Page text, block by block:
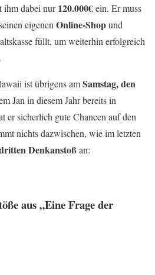
ihm dabei nur120.000€ein. Er muss
eigenen Online-Shopund
füllt, um weiterhin erfolgreich
ist übrigens amSamstag, den
Jan in diesem Jahr bereits in
er sicherlich gute Chancen auf den
nichts dazwischen, wie im letzten
Denkanstoßan:
aus „Eine Frage der